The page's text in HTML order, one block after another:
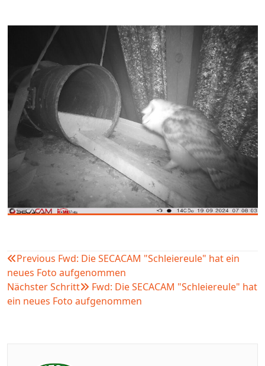
Beitragsnavigation
Previous Fwd: Die SECACAM "Schleiereule" hat ein
neues Foto aufgenommen
Nächster Schritt
Fwd: Die SECACAM "Schleiereule" hat
ein neues Foto aufgenommen